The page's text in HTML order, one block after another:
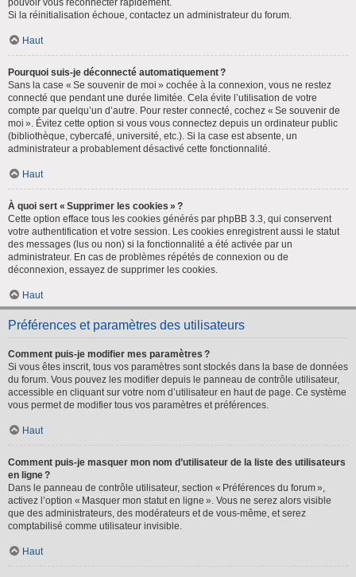
pouvoir vous reconnecter rapidement.
Si la réinitialisation échoue, contactez un administrateur du forum.
Haut
Pourquoi suis-je déconnecté automatiquement ?
Sans la case « Se souvenir de moi » cochée à la connexion, vous ne restez
connecté que pendant une durée limitée. Cela évite l’utilisation de votre
compte par quelqu’un d’autre. Pour rester connecté, cochez « Se souvenir de
moi ». Évitez cette option si vous vous connectez depuis un ordinateur public
(bibliothèque, cybercafé, université, etc.). Si la case est absente, un
administrateur a probablement désactivé cette fonctionnalité.
Haut
À quoi sert « Supprimer les cookies » ?
Cette option efface tous les cookies générés par phpBB 3.3, qui conservent
votre authentification et votre session. Les cookies enregistrent aussi le statut
des messages (lus ou non) si la fonctionnalité a été activée par un
administrateur. En cas de problèmes répétés de connexion ou de
déconnexion, essayez de supprimer les cookies.
Haut
Préférences et paramètres des utilisateurs
Comment puis-je modifier mes paramètres ?
Si vous êtes inscrit, tous vos paramètres sont stockés dans la base de données
du forum. Vous pouvez les modifier depuis le panneau de contrôle utilisateur,
accessible en cliquant sur votre nom d’utilisateur en haut de page. Ce système
vous permet de modifier tous vos paramètres et préférences.
Haut
Comment puis-je masquer mon nom d’utilisateur de la liste des utilisateurs
en ligne ?
Dans le panneau de contrôle utilisateur, section « Préférences du forum »,
activez l’option « Masquer mon statut en ligne ». Vous ne serez alors visible
que des administrateurs, des modérateurs et de vous-même, et serez
comptabilisé comme utilisateur invisible.
Haut